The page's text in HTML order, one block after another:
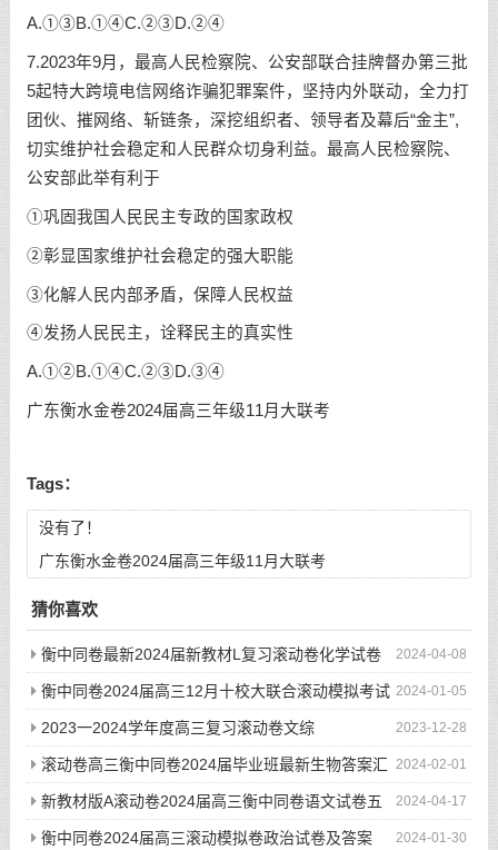
A.①③B.①④C.②③D.②④
7.2023年9月，最高人民检察院、公安部联合挂牌督办第三批
5起特大跨境电信网络诈骗犯罪案件，坚持内外联动，全力打
团伙、摧网络、斩链条，深挖组织者、领导者及幕后“金主”,
切实维护社会稳定和人民群众切身利益。最高人民检察院、
公安部此举有利于
①巩固我国人民民主专政的国家政权
②彰显国家维护社会稳定的强大职能
③化解人民内部矛盾，保障人民权益
④发扬人民民主，诠释民主的真实性
A.①②B.①④C.②③D.③④
广东衡水金卷2024届高三年级11月大联考
Tags：
没有了！
广东衡水金卷2024届高三年级11月大联考
猜你喜欢
2024-04-08
衡中同卷最新2024届新教材L复习滚动卷化学试卷
四
2024-01-05
衡中同卷2024届高三12月十校大联合滚动模拟考试
2023-12-28
2023一2024学年度高三复习滚动卷文综
2024-02-01
滚动卷高三衡中同卷2024届毕业班最新生物答案汇
总
2024-04-17
新教材版A滚动卷2024届高三衡中同卷语文试卷五
2024-01-30
衡中同卷2024届高三滚动模拟卷政治试卷及答案